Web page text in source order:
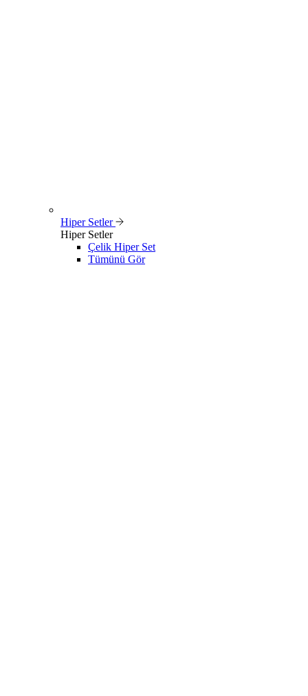
Hiper Setler
Hiper Setler
Çelik Hiper Set
Tümünü Gör